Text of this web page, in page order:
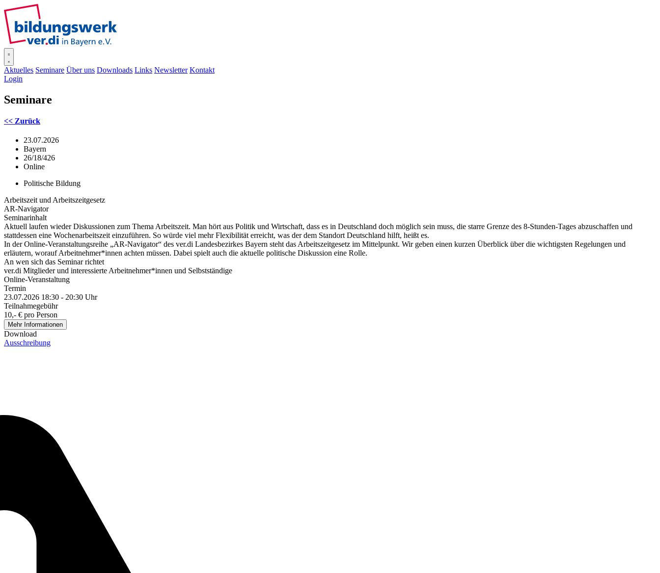
Aktuelles Seminare Über uns Downloads Links Newsletter Kontakt
Login
Seminare
<< Zurück
23.07.2026
Bayern
26/18/426
Online
Politische Bildung
Arbeitszeit und Arbeitszeitgesetz
AR-Navigator
Seminarinhalt
Aktuell laufen wieder Diskussionen zum Thema Arbeitszeit. Man hört aus Politik und Wirtschaft, dass es in Deutschland doch möglich sein muss, die starre Grenze des 8-Stunden-Tages abzuschaffen und
stattdessen eine Wochenarbeitszeit einzuführen. So würde viel mehr Flexibilität erreicht, was der dem Standort Deutschland hilft, heißt es.
In der Online-Veranstaltungsreihe „AR-Navigator“ des ver.di Landesbezirkes Bayern steht das Arbeitszeitgesetz im Mittelpunkt. Wir geben einen kurzen Überblick über die wichtigsten Regelungen und
erläutern, worauf Arbeitnehmer*innen achten müssen. Dabei spielt auch die aktuelle politische Diskussion eine Rolle.
An wen sich das Seminar richtet
ver.di Mitglieder und interessierte Arbeitnehmer*innen und Selbstständige
Online-Veranstaltung
Termin
23.07.2026 18:30 - 20:30 Uhr
Teilnahmegebühr
10,- € pro Person
Mehr Informationen
Download
Ausschreibung